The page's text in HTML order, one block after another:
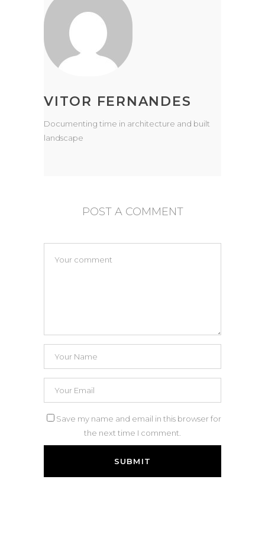
VITOR FERNANDES
Documenting time in architecture and built
landscape
POST A COMMENT
Save my name and email in this browser for
the next time I comment.